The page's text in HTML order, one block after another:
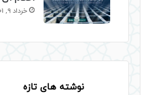
خرداد 9, 1401
نوشته های تازه